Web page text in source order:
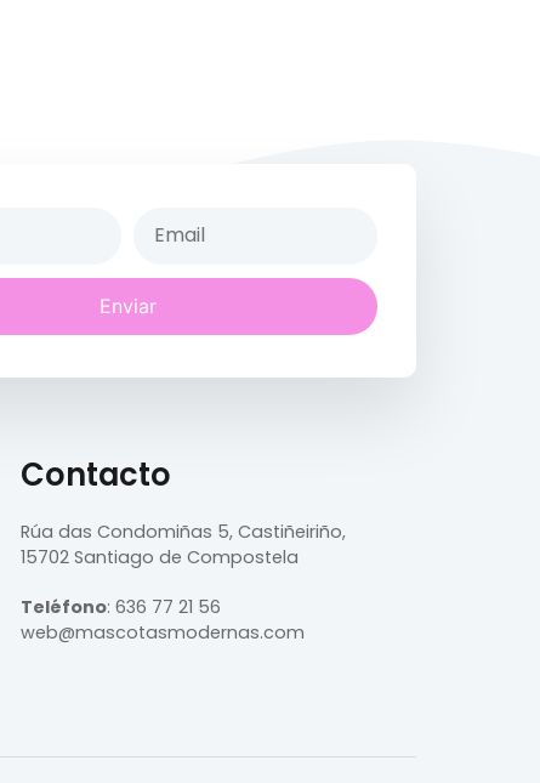
Enviar
Contacto
Rúa das Condomiñas 5, Castiñeiriño,
15702 Santiago de Compostela
Teléfono: 636 77 21 56
web@mascotasmodernas.com